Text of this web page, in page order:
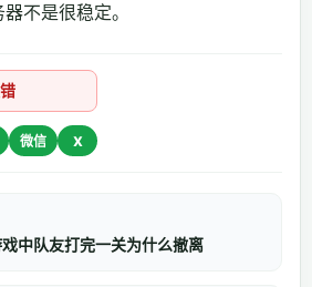
不是很稳定。
微信 X
戏中队友打完一关为什么撤离